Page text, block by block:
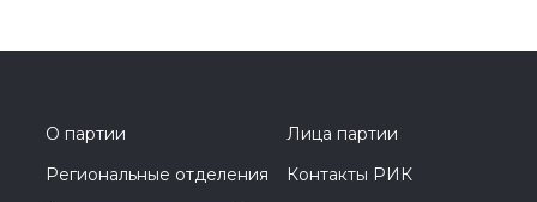
О партии
Лица партии
Региональные отделения
Контакты РИК